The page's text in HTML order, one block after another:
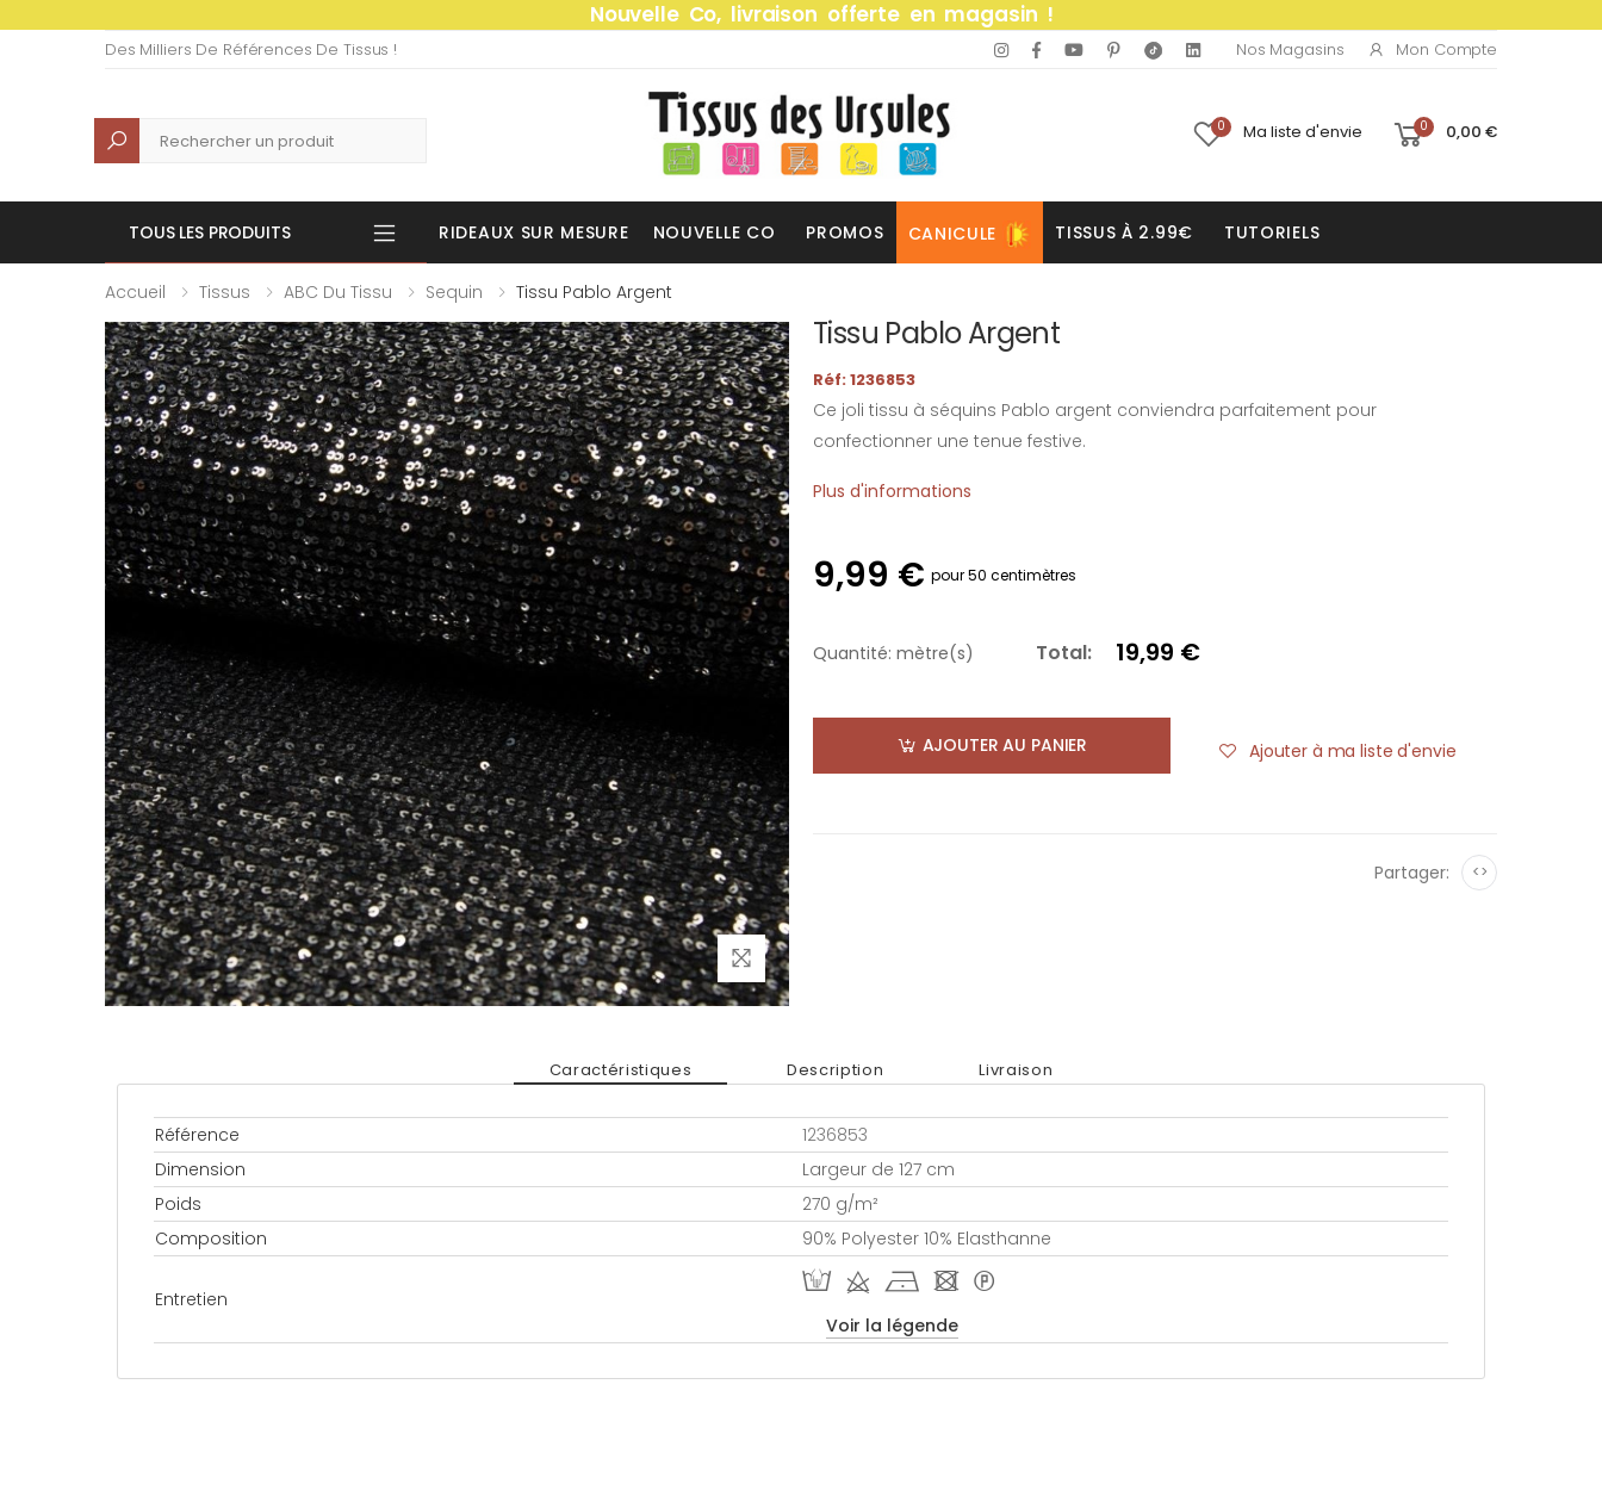
Nouvelle Co, livraison offerte en magasin !
Des Milliers De Références De Tissus ! Nos Magasins Mon Compte
Recherche 0 Ma liste d'envie 0 0,00 €
TOUS LES PRODUITS RIDEAUX SUR MESURE NOUVELLE CO PROMOS CANICULE TISSUS À 2.99€ TUTORIELS
Accueil Tissus ABC Du Tissu Sequin Tissu Pablo Argent
Tissu Pablo Argent
Réf: 1236853
Ce joli tissu à séquins Pablo argent conviendra parfaitement pour
confectionner une tenue festive.
Plus d'informations
9,99 € pour 50 centimètres
Quantité: mètre(s) Total: 19,99 €
AJOUTER AU PANIER Ajouter à ma liste d'envie
Partager: <>
Caractéristiques Description Livraison
Référence
1236853
Dimension
Largeur de 127 cm
Poids
270 g/m²
Composition
90% Polyester 10% Elasthanne
Entretien
W d h - *
Voir la légende